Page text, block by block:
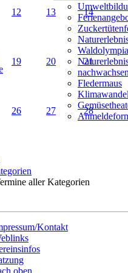
Fledermaus
Klimawandel
12 13 14
19 20 21
26 27 28
aller Kategorien
Kontakt
oben